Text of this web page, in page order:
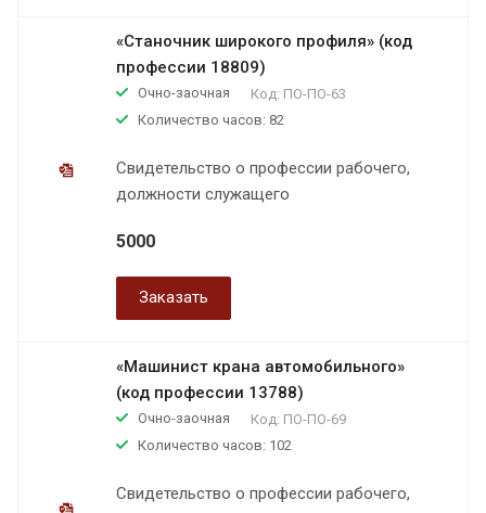
«Станочник широкого профиля» (код
профессии 18809)
Очно-заочная Код: ПО-ПО-63
Количество часов: 82
Свидетельство о профессии рабочего,
должности служащего
5000
Заказать
«Машинист крана автомобильного»
(код профессии 13788)
Очно-заочная Код: ПО-ПО-69
Количество часов: 102
Свидетельство о профессии рабочего,